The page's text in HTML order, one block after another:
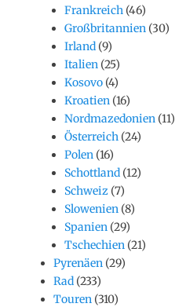
Frankreich (46)
Großbritannien (30)
Irland (9)
Italien (25)
Kosovo (4)
Kroatien (16)
Nordmazedonien (11)
Österreich (24)
Polen (16)
Schottland (12)
Schweiz (7)
Slowenien (8)
Spanien (29)
Tschechien (21)
Pyrenäen (29)
Rad (233)
Touren (310)